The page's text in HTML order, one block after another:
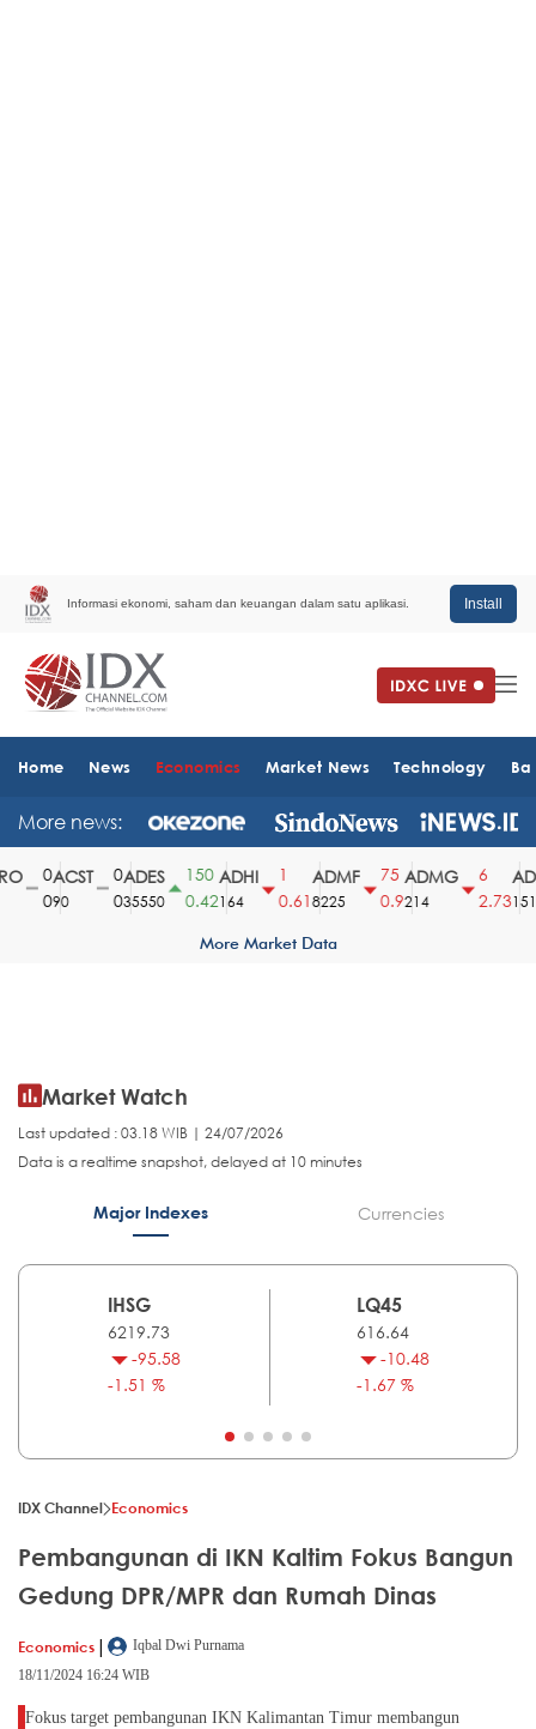
Informasi ekonomi, saham dan keuangan dalam satu aplikasi. Install
Home News Economics Market News Technology
More news:
ACST
90
ADES
35550
150
0.42
ADHI
164
0.61
ADMF
8225
75
0.9
ADMG
214
2.731510
More Market Data
Market Watch
Last updated : 03.18 WIB | 24/07/2026
Data is a realtime snapshot, delayed at 10 minutes
Major Indexes Currencies
IHSG
6219.73
-95.58
-1.51 %
LQ45
616.64
-10.48
-1.67 %
IDX Channel Economics
Pembangunan di IKN Kaltim Fokus Bangun
Gedung DPR/MPR dan Rumah Dinas
Economics |
Iqbal Dwi Purnama
18/11/2024 16:24 WIB
Fokus target pembangunan IKN Kalimantan Timur membangun